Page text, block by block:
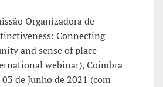
Organizadora de
Connecting
and sense of place
webinar), Coimbra
de Junho de 2021 (com